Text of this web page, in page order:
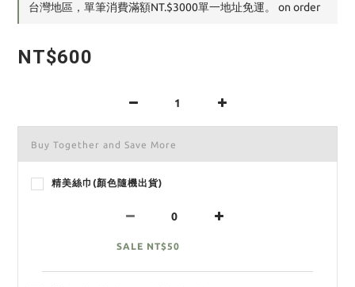
台灣地區，單筆消費滿額NT.$3000單一地址免運。 on order
NT$600
Buy Together and Save More
精美絲巾(顏色隨機出貨)
SALE NT$50